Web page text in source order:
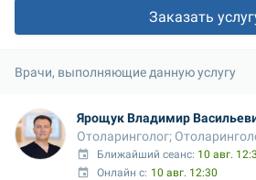
Заказать
Врачи, выполняющие данную услугу
Ярощук Владимир
Отоларинголог;
Ближайший сеанс: 10 авг.
Онлайн с: 10 авг. 12:30